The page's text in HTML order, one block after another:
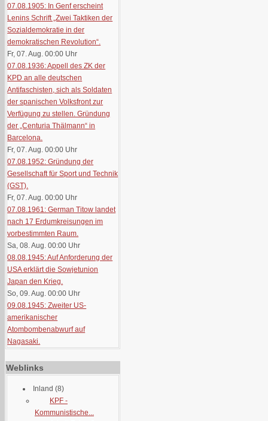
07.08.1905: In Genf erscheint
Lenins Schrift „Zwei Taktiken der
Sozialdemokratie in der
demokratischen Revolution“.
Fr, 07. Aug. 00:00 Uhr
07.08.1936: Appell des ZK der
KPD an alle deutschen
Antifaschisten, sich als Soldaten
der spanischen Volksfront zur
Verfügung zu stellen. Gründung
der „Centuria Thälmann“ in
Barcelona.
Fr, 07. Aug. 00:00 Uhr
07.08.1952: Gründung der
Gesellschaft für Sport und Technik
(GST).
Fr, 07. Aug. 00:00 Uhr
07.08.1961: German Titow landet
nach 17 Erdumkreisungen im
vorbestimmten Raum.
Sa, 08. Aug. 00:00 Uhr
08.08.1945: Auf Anforderung der
USA erklärt die Sowjetunion
Japan den Krieg.
So, 09. Aug. 00:00 Uhr
09.08.1945: Zweiter US-
amerikanischer
Atombombenabwurf auf
Nagasaki.
Weblinks
Inland (8)
KPF -
Kommunistische...